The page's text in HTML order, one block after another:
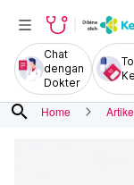
Chat
dengan
Dokter
search Home